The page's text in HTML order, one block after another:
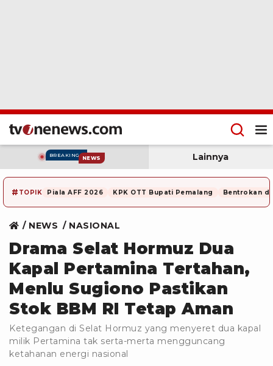
BREAKING NEWS Lainnya
# TOPIK Piala AFF 2026 KPK OTT Bupati Pemalang Bentrokan di
NEWS NASIONAL
Drama Selat Hormuz Dua
Kapal Pertamina Tertahan,
Menlu Sugiono Pastikan
Stok BBM RI Tetap Aman
Ketegangan di Selat Hormuz yang menyeret dua kapal
milik Pertamina tak serta-merta mengguncang
ketahanan energi nasional